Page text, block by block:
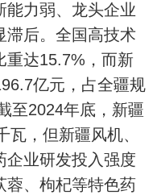
能力弱、龙头企业
滞后。全国高技术
重达‌15.7%‌，而新
亿元，占全疆规
至2024年底，新疆
，但新疆风机、
企业研发投入强度
蓉、枸杞等特色药